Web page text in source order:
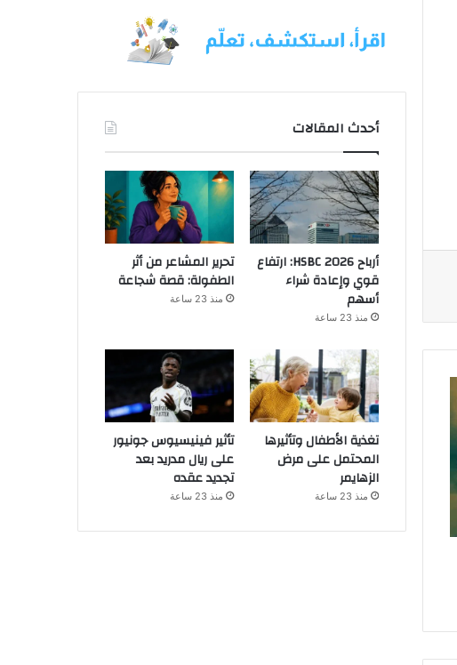
أحدث المقالات
أرباح HSBC 2026: ارتفاع
قوي وإعادة شراء
أسهم
منذ 23 ساعة
تحرير المشاعر من أثر
الطفولة: قصة شجاعة
منذ 23 ساعة
تغذية الأطفال وتأثيرها
المحتمل على مرض
الزهايمر
منذ 23 ساعة
تأثير فينيسيوس جونيور
على ريال مدريد بعد
تجديد عقده
منذ 23 ساعة